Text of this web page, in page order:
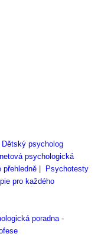
Dětský psycholog
psychologická
přehledně|
Psychotesty
pro každého
poradna -